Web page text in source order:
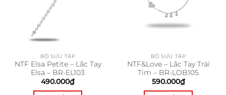
BỘ SƯU TẬP
NTF Elsa Petite – Lắc Tay
Elsa – BR-EL103
490.000₫
BỘ SƯU TẬP
NTF&Love – Lắc Tay Trái
Tim – BR-LOB105
590.000₫